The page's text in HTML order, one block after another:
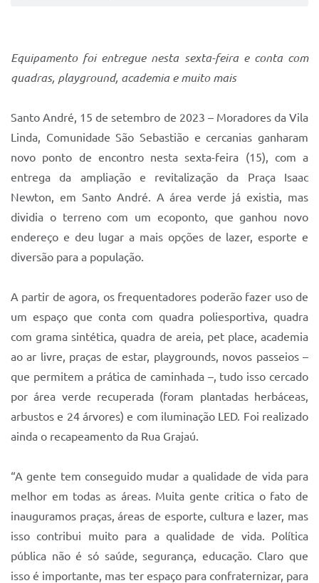
Equipamento foi entregue nesta sexta-feira e conta com
quadras, playground, academia e muito mais
Santo André, 15 de setembro de 2023 – Moradores da Vila
Linda, Comunidade São Sebastião e cercanias ganharam
novo ponto de encontro nesta sexta-feira (15), com a
entrega da ampliação e revitalização da Praça Isaac
Newton, em Santo André. A área verde já existia, mas
dividia o terreno com um ecoponto, que ganhou novo
endereço e deu lugar a mais opções de lazer, esporte e
diversão para a população.
A partir de agora, os frequentadores poderão fazer uso de
um espaço que conta com quadra poliesportiva, quadra
com grama sintética, quadra de areia, pet place, academia
ao ar livre, praças de estar, playgrounds, novos passeios –
que permitem a prática de caminhada –, tudo isso cercado
por área verde recuperada (foram plantadas herbáceas,
arbustos e 24 árvores) e com iluminação LED. Foi realizado
ainda o recapeamento da Rua Grajaú.
“A gente tem conseguido mudar a qualidade de vida para
melhor em todas as áreas. Muita gente critica o fato de
inauguramos praças, áreas de esporte, cultura e lazer, mas
isso contribui muito para a qualidade de vida. Política
pública não é só saúde, segurança, educação. Claro que
isso é importante, mas ter espaço para confraternizar, para